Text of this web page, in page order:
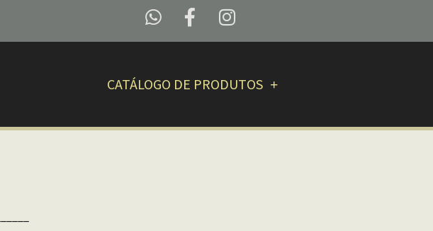
CATÁLOGO DE PRODUTOS